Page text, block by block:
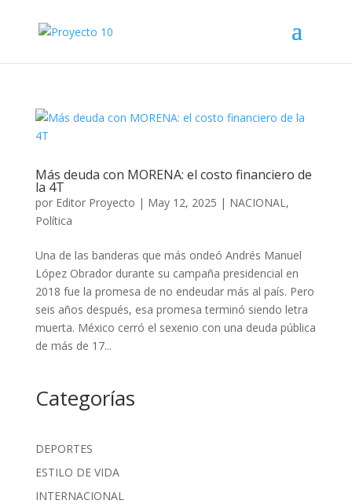
Más deuda con MORENA: el costo financiero de
la 4T
por Editor Proyecto | May 12, 2025 | NACIONAL,
Política
Una de las banderas que más ondeó Andrés Manuel
López Obrador durante su campaña presidencial en
2018 fue la promesa de no endeudar más al país. Pero
seis años después, esa promesa terminó siendo letra
muerta. México cerró el sexenio con una deuda pública
de más de 17...
Categorías
DEPORTES
ESTILO DE VIDA
INTERNACIONAL